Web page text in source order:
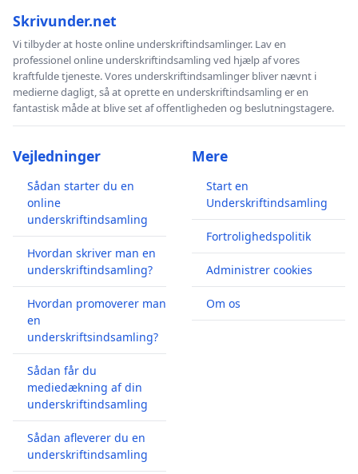
Skrivunder.net
Vi tilbyder at hoste online underskriftindsamlinger. Lav en
professionel online underskriftindsamling ved hjælp af vores
kraftfulde tjeneste. Vores underskriftindsamlinger bliver nævnt i
medierne dagligt, så at oprette en underskriftindsamling er en
fantastisk måde at blive set af offentligheden og beslutningstagere.
Vejledninger
Sådan starter du en
online
underskriftindsamling
Hvordan skriver man en
underskriftindsamling?
Hvordan promoverer man
en
underskriftsindsamling?
Sådan får du
mediedækning af din
underskriftindsamling
Sådan afleverer du en
underskriftindsamling
Mere
Start en
Underskriftindsamling
Fortrolighedspolitik
Administrer cookies
Om os